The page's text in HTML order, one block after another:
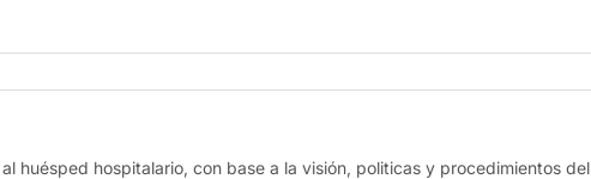
huésped hospitalario, con base a la visión, politicas y procedimientos del